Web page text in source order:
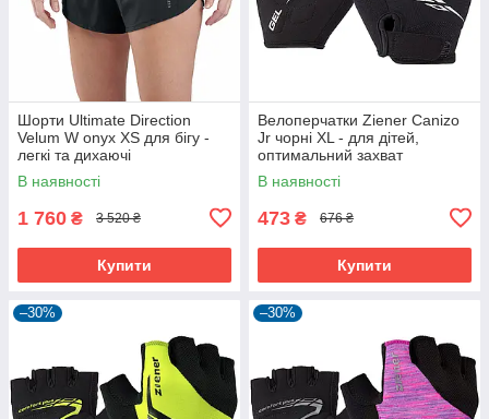
Шорти Ultimate Direction
Velum W onyx XS для бігу -
легкі та дихаючі
В наявності
1 760 ₴ 3 520 ₴
Купити
Велоперчатки Ziener Canizo
Jr чорні XL - для дітей,
оптимальний захват
В наявності
473 ₴ 676 ₴
Купити
–30% –30%